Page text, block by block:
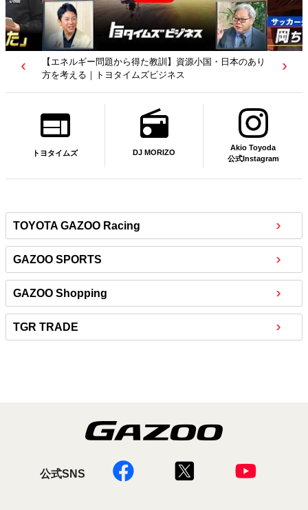
【エネルギー問題から得た教訓】資源小国・日本のあり
方を考える｜トヨタイムズビジネス
トヨタイムズ DJ MORIZO
Akio Toyoda
公式Instagram
TOYOTA GAZOO Racing
GAZOO SPORTS
GAZOO Shopping
TGR TRADE
公式SNS